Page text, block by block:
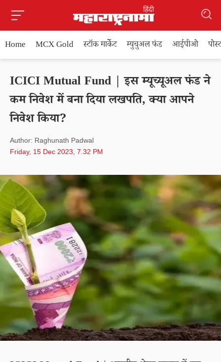
Home MCX Gold स्टॉक मार्केट म्युचुअल फंड आईपीओ
ICICI Mutual Fund | इस म्यूच्यूअल फंड ने
कम निवेश में बना दिया लखपति, क्या आपने
निवेश किया?
Author: Raghunath Padwal
Friday, 15 Dec 2023, 7.32 PM